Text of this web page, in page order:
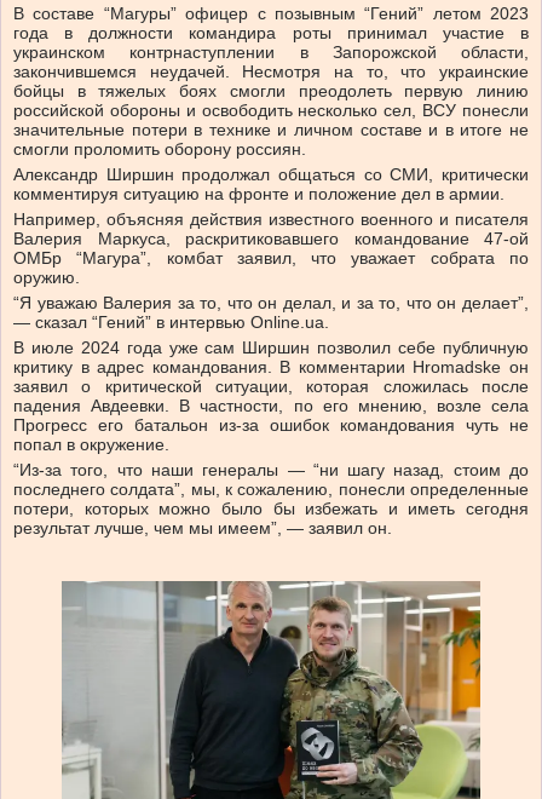
В составе “Магуры” офицер с позывным “Гений” летом 2023
года в должности командира роты принимал участие в
украинском контрнаступлении в Запорожской области,
закончившемся неудачей. Несмотря на то, что украинские
бойцы в тяжелых боях смогли преодолеть первую линию
российской обороны и освободить несколько сел, ВСУ понесли
значительные потери в технике и личном составе и в итоге не
смогли проломить оборону россиян.
Александр Ширшин продолжал общаться со СМИ, критически
комментируя ситуацию на фронте и положение дел в армии.
Например, объясняя действия известного военного и писателя
Валерия Маркуса, раскритиковавшего командование 47-ой
ОМБр “Магура”, комбат заявил, что уважает собрата по
оружию.
“Я уважаю Валерия за то, что он делал, и за то, что он делает”,
— сказал “Гений” в интервью Online.ua.
В июле 2024 года уже сам Ширшин позволил себе публичную
критику в адрес командования. В комментарии Hromadske он
заявил о критической ситуации, которая сложилась после
падения Авдеевки. В частности, по его мнению, возле села
Прогресс его батальон из-за ошибок командования чуть не
попал в окружение.
“Из-за того, что наши генералы — “ни шагу назад, стоим до
последнего солдата”, мы, к сожалению, понесли определенные
потери, которых можно было бы избежать и иметь сегодня
результат лучше, чем мы имеем”, — заявил он.